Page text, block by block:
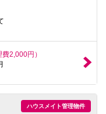
費2,000円）
ハウスメイト管理物件